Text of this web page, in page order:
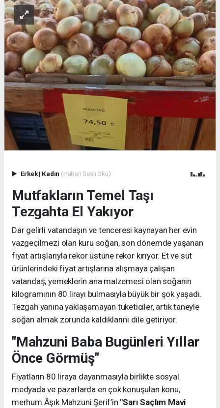
Erkek| Kadın (Haberi Sesli Oku)
Mutfakların Temel Taşı
Tezgahta El Yakıyor
Dar gelirli vatandaşın ve tenceresi kaynayan her evin
vazgeçilmezi olan kuru soğan, son dönemde yaşanan
fiyat artışlarıyla rekor üstüne rekor kırıyor. Et ve süt
ürünlerindeki fiyat artışlarına alışmaya çalışan
vatandaş, yemeklerin ana malzemesi olan soğanın
kilogramının 80 lirayı bulmasıyla büyük bir şok yaşadı.
Tezgah yanına yaklaşamayan tüketiciler, artık taneyle
soğan almak zorunda kaldıklarını dile getiriyor.
"Mahzuni Baba Bugünleri Yıllar
Önce Görmüş"
Fiyatların 80 liraya dayanmasıyla birlikte sosyal
medyada ve pazarlarda en çok konuşulan konu,
merhum Âşık Mahzuni Şerif’in "Sarı Saçlım Mavi